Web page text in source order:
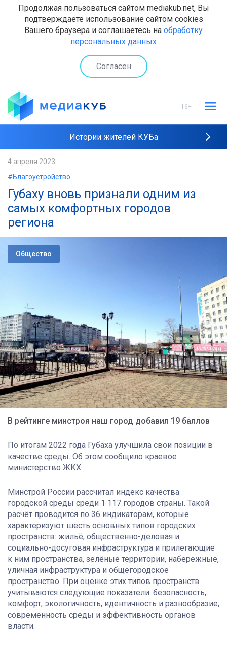
Продолжая пользоваться сайтом mediakub.net, Вы
подтверждаете использование сайтом cookies
Вашего браузера и соглашаетесь на обработку
персональных данных
Согласен
16+
Истории жителей КУБа
4 апреля 2023
#Благоустройство
Губаху вновь признали одним из
самых комфортных городов
региона
Общество
В рейтинге минстроя наш город добавил 19 баллов
По итогам 2022 года Губаха улучшила свои позиции в
качестве среды. Об этом сообщило краевое
министерство ЖКХ.
Минстрой России рассчитал индекс качества
городской среды среди 1 117 городов страны. Такой
расчёт проводится по 36 индикаторам, которые
характеризуют шесть основных типов городских
пространств: жильё, общественно-деловая и
социально-досуговая инфраструктура и прилегающие
к ним пространства, зелёные территории, набережные,
уличная инфраструктура и общегородское
пространство. При оценке этих типов пространств
учитываются следующие показатели: безопасность,
комфорт, экологичность, идентичность и разнообразие,
современность среды и эффективность органов
власти.